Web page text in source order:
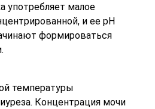
употребляет малое
и ее pH
формироваться
температуры
Концентрация мочи